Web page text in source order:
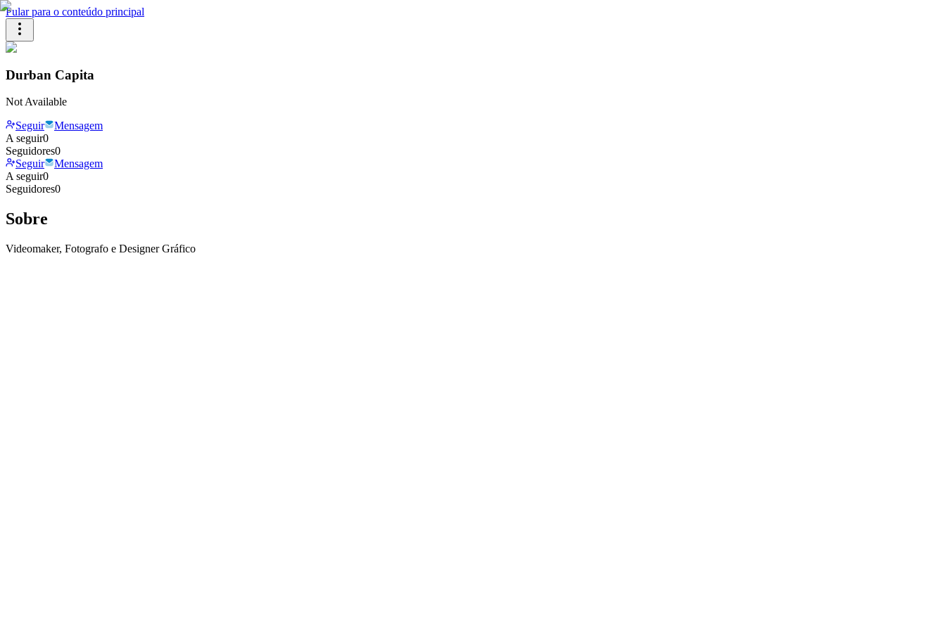
Pular para o conteúdo principal
Durban Capita
Not Available
Seguir
Mensagem
A seguir0
Seguidores0
Seguir
Mensagem
A seguir0
Seguidores0
Sobre
Videomaker, Fotografo e Designer Gráfico